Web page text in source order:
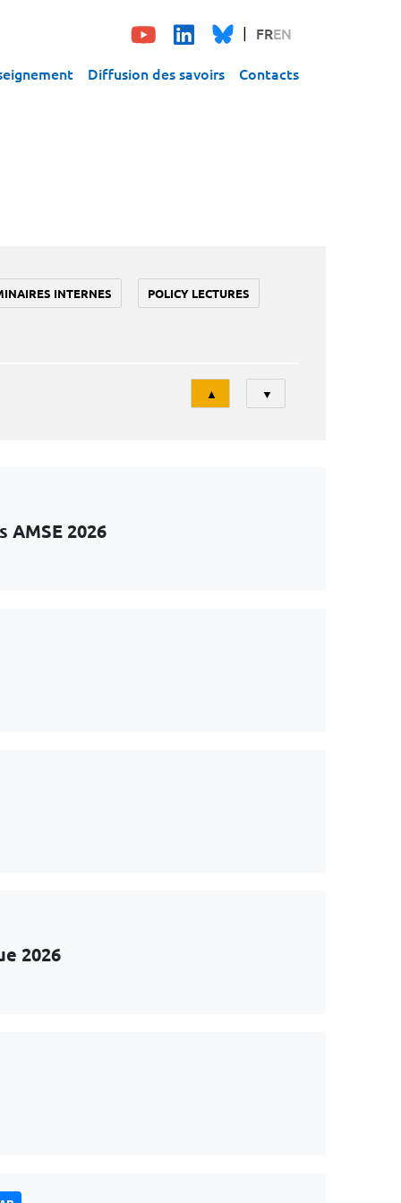
FREN
Diffusion des savoirs Contacts
INTERNES POLICY LECTURES
Tri
▲ ▼
2026
2026